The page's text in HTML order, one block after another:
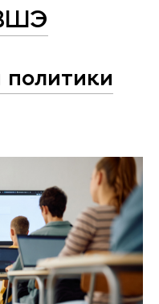
политики